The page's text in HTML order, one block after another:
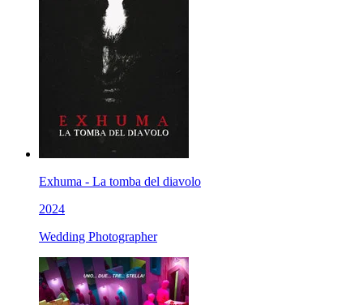
Exhuma - La tomba del diavolo
2024
Wedding Photographer